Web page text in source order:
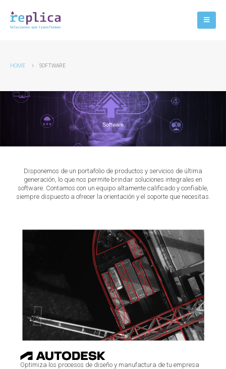
HOME SOFTWARE
Disponemos de un portafolio de productos y servicios de última
generación, lo que nos permite brindar soluciones integrales en
software. Contamos con un equipo altamente calificado y confiable,
siempre dispuesto a ofrecer la orientación y el soporte que necesitas.
Optimiza los procesos de diseño y manufactura de tu empresa